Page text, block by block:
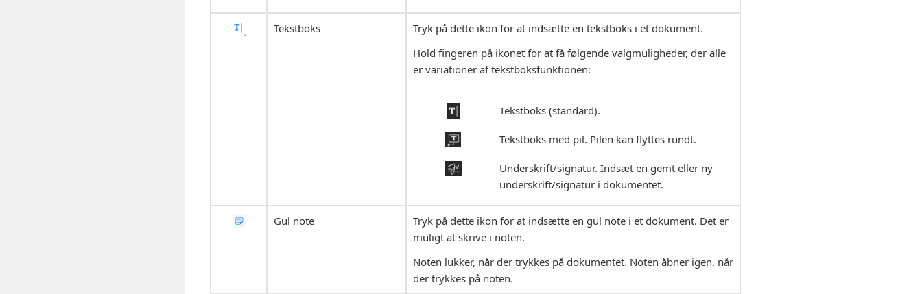
Tekstboks
Tryk på dette ikon for at indsætte en tekstboks i et dokument.
Hold fingeren på ikonet for at få følgende valgmuligheder, der alle
er variationer af tekstboksfunktionen:
Tekstboks (standard).
Tekstboks med pil. Pilen kan flyttes rundt.
Underskrift/signatur. Indsæt en gemt eller ny
underskrift/signatur i dokumentet.
Gul note
Tryk på dette ikon for at indsætte en gul note i et dokument. Det er
muligt at skrive i noten.
Noten lukker, når der trykkes på dokumentet. Noten åbner igen, når
der trykkes på noten.